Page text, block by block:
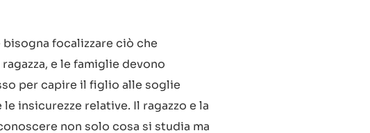
focalizzare ciò che
e le famiglie devono
per capire il figlio alle soglie
insicurezze relative. Il ragazzo e la
non solo cosa si studia ma